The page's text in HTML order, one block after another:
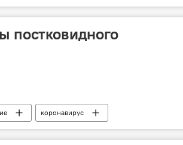
России и мире
Россия Мир
постковидного
коронавирус